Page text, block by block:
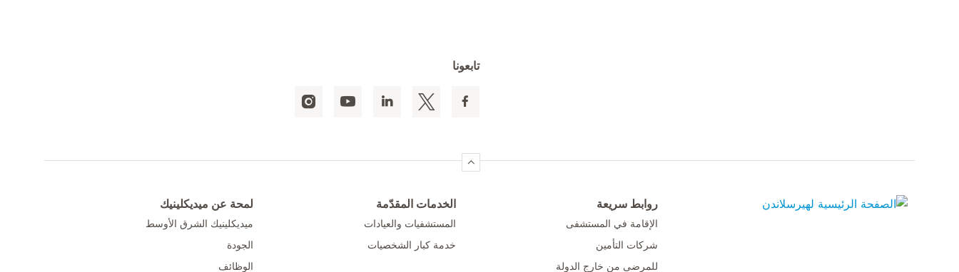
تابعونا
روابط سريعة
الإقامة في المستشفى
شركات التأمين
للمرضى من خارج الدولة
الخدمات المقدّمة
المستشفيات والعيادات
خدمة كبار الشخصيات
لمحة عن ميديكلينيك
ميديكلينيك الشرق الأوسط
الجودة
الوظائف